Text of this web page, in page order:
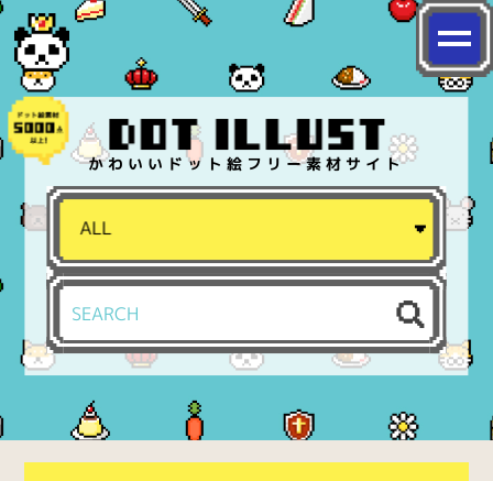
かわいいドット絵フリー素材サイト